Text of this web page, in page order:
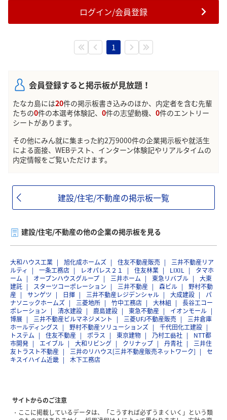
ログイン/会員登録
1
会員登録すると掲示板が見放題！
たなカ島には20件の掲示板書き込みのほか、内定者を含む先輩
たちの0件の本選考体験記、 0件の志望動機、 0件のエントリー
シートがあります。
その他にみん就に集まった約2万9000件の企業掲示板や就活生
による面接、WEBテスト、インターン体験記やリアルタイムの
内定情報をご覧いただけます。
建設/住宅/不動産の掲示板一覧
建設/住宅/不動産の他の企業の掲示板を見る
大和ハウス工業 旭化成ホームズ 住友不動産販売
三井不動産リア
ルティ
一条工務店 レオパレス２１ 住友林業 LIXIL
タマホ
ーム
オープンハウスグループ 三井ホーム 東急リバブル
大東
建託
スターツコーポレーション 三井不動産 森ビル
野村不動
産
サンゲツ 日揮 三井不動産レジデンシャル 大成建設
パ
ナソニックホームズ
三菱地所 竹中工務店 大林組
長谷工コー
ポレーション
清水建設 鹿島建設 東急不動産
イオンモール
博展
三井不動産ビルマネジメント 三菱UFJ不動産販売
三井倉庫
ホールディングス
野村不動産ソリューションズ
千代田化工建設
トステム
住友不動産 ポラス 東京建物 乃村工藝社
NTT都
市開発
エイブル 大和リビング クリナップ 丹青社
三井住
友トラスト不動産
三井のリハウス[三井不動産販売ネットワーク]
セ
キスイハイム近畿
木下工務店
サイトからのご注意
ここに掲載しているデータは、「こうすれば必ずうまくいく」という類